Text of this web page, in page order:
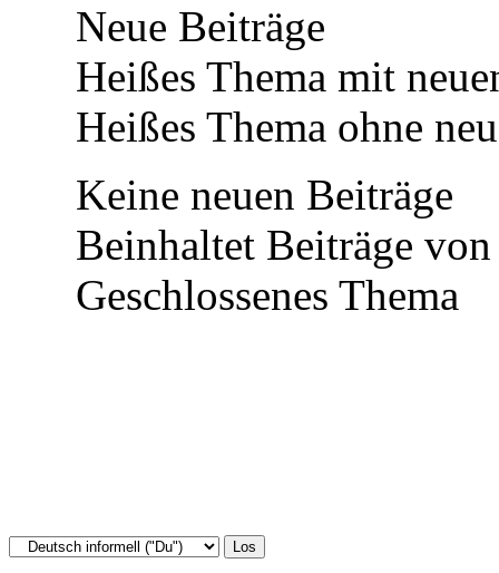
Neue Beiträge
Heißes Thema mit
Heißes Thema ohne
Keine neuen Beiträge
Beinhaltet Beiträge
Geschlossenes Thema